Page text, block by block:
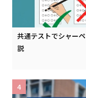
共通テストでシャー
説
4